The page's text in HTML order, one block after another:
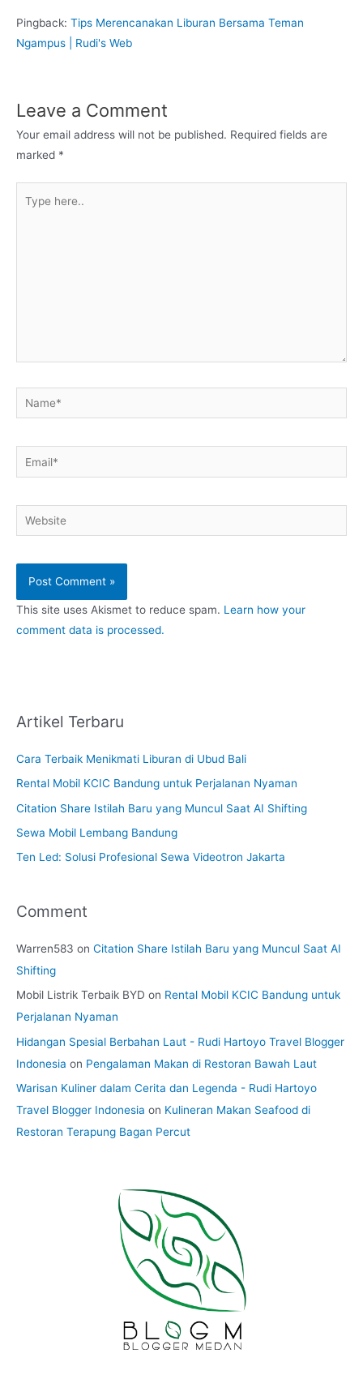
Pingback: Tips Merencanakan Liburan Bersama Teman
Ngampus | Rudi's Web
Leave a Comment
Your email address will not be published. Required fields are
marked *
here..
Name*
Email*
Website
This site uses Akismet to reduce spam. Learn how your
comment data is processed.
Artikel Terbaru
Cara Terbaik Menikmati Liburan di Ubud Bali
Rental Mobil KCIC Bandung untuk Perjalanan Nyaman
Citation Share Istilah Baru yang Muncul Saat AI Shifting
Sewa Mobil Lembang Bandung
Ten Led: Solusi Profesional Sewa Videotron Jakarta
Comment
Warren583 on Citation Share Istilah Baru yang Muncul Saat AI
Shifting
Mobil Listrik Terbaik BYD on Rental Mobil KCIC Bandung untuk
Perjalanan Nyaman
Hidangan Spesial Berbahan Laut - Rudi Hartoyo Travel Blogger
Indonesia on Pengalaman Makan di Restoran Bawah Laut
Warisan Kuliner dalam Cerita dan Legenda - Rudi Hartoyo
Travel Blogger Indonesia on Kulineran Makan Seafood di
Restoran Terapung Bagan Percut